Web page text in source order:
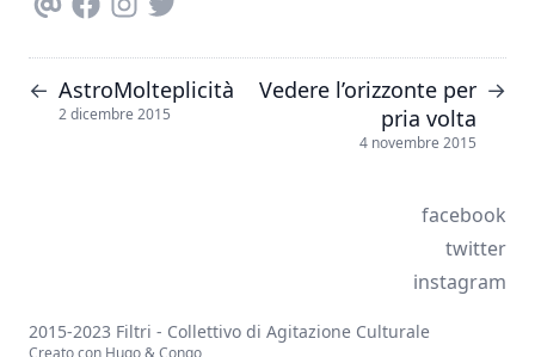
← AstroMolteplicità
2 dicembre 2015
Vedere l’orizzonte per
pria volta
4 novembre 2015
→
facebook
twitter
instagram
2015-2023 Filtri - Collettivo di Agitazione Culturale